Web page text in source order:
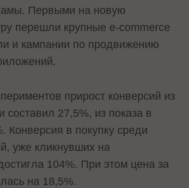
Первыми на новую
перешли крупные e-commerce
и кампании по продвижению
прирост конверсий из
составил 27,5%, из показа в
Конверсия в покупку среди
уже кликнувших на
104%. При этом цена за
на 18,5%.